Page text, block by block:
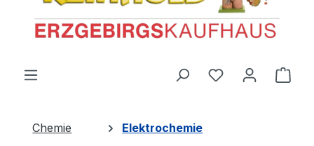
Du hast 0
Chemie Elektrochemie